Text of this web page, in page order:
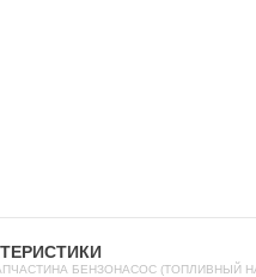
БЕНЗОНАСОС (ТОПЛИВНЫЙ